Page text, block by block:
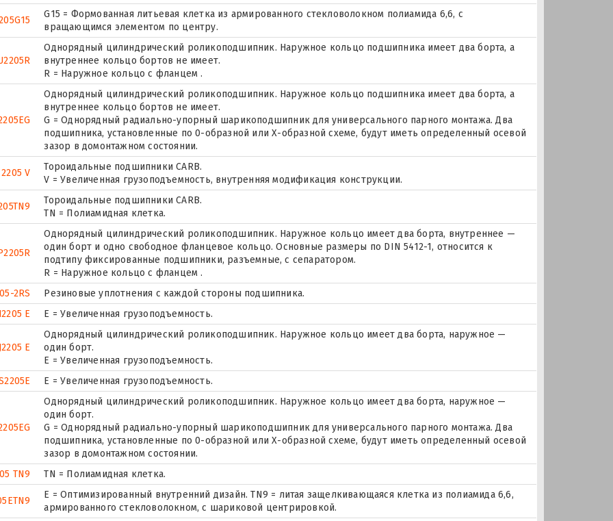
G15 = Формованная литьевая клетка из армированного стекловолокном полиамида 6,6, с
вращающимся элементом по центру.
Однорядный цилиндрический роликоподшипник. Наружное кольцо подшипника имеет два борта, а
внутреннее кольцо бортов не имеет.
R = Наружное кольцо с фланцем .
Однорядный цилиндрический роликоподшипник. Наружное кольцо подшипника имеет два борта, а
внутреннее кольцо бортов не имеет.
G = Однорядный радиально-упорный шарикоподшипник для универсального парного монтажа. Два
подшипника, установленные по 0-образной или Х-образной схеме, будут иметь определенный осевой
зазор в домонтажном состоянии.
2205 V
Тороидальные подшипники CARB.
V = Увеличенная грузоподъемность, внутренняя модификация конструкции.
Тороидальные подшипники CARB.
TN = Полиамидная клетка.
Однорядный цилиндрический роликоподшипник. Наружное кольцо имеет два борта, внутреннее —
один борт и одно свободное фланцевое кольцо. Основные размеры по DIN 5412-1, относится к
подтипу фиксированные подшипники, разъемные, с сепаратором.
R = Наружное кольцо с фланцем .
2RS
Резиновые уплотнения с каждой стороны подшипника.
E
Е = Увеличенная грузоподъемность.
E
Однорядный цилиндрический роликоподшипник. Наружное кольцо имеет два борта, наружное —
один борт.
Е = Увеличенная грузоподъемность.
Е = Увеличенная грузоподъемность.
Однорядный цилиндрический роликоподшипник. Наружное кольцо имеет два борта, наружное —
один борт.
G = Однорядный радиально-упорный шарикоподшипник для универсального парного монтажа. Два
подшипника, установленные по 0-образной или Х-образной схеме, будут иметь определенный осевой
зазор в домонтажном состоянии.
TN9
TN = Полиамидная клетка.
E = Оптимизированный внутренний дизайн. TN9 = литая защелкивающаяся клетка из полиамида 6,6,
армированного стекловолокном, с шариковой центрировкой.